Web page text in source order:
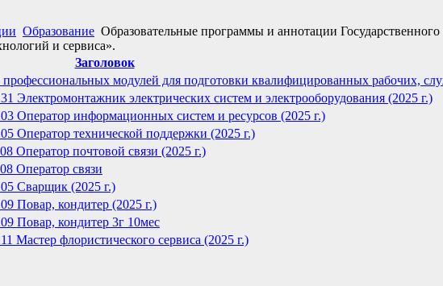
Образование Образовательные программы и аннотации
и сервиса».
Заголовок
модулей для подготовки квалифицированных рабочих,
Электромонтажник электрических систем и электрооборудования (2025 г.)
Оператор информационных систем и ресурсов (2025 г.)
Оператор технической поддержки (2025 г.)
Оператор почтовой связи (2025 г.)
Оператор связи
Сварщик (2025 г.)
Повар, кондитер (2025 г.)
Повар, кондитер 3г 10мес
Мастер флористического сервиса (2025 г.)